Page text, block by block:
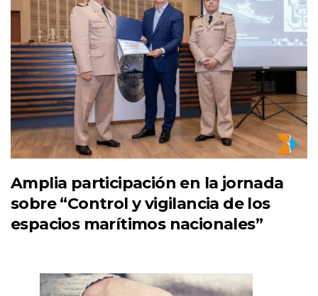
Amplia participación en la jornada
sobre “Control y vigilancia de los
espacios marítimos nacionales”